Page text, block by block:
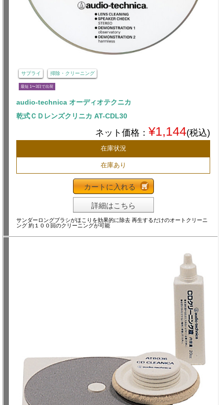
サプライ 掃除・クリーニング
最短 1〜3日で出荷
audio-technica オーディオテクニカ
乾式ＣＤレンズクリニカ AT-CDL30
ネット価格： ¥1,144(税込)
在庫状況
在庫あり
カートに入れる
詳細はこちら
サンダーロングブラシがほこりを効果的に除去 再生するだけのオートクリーニ
ング 約１００回のクリーニングが可能